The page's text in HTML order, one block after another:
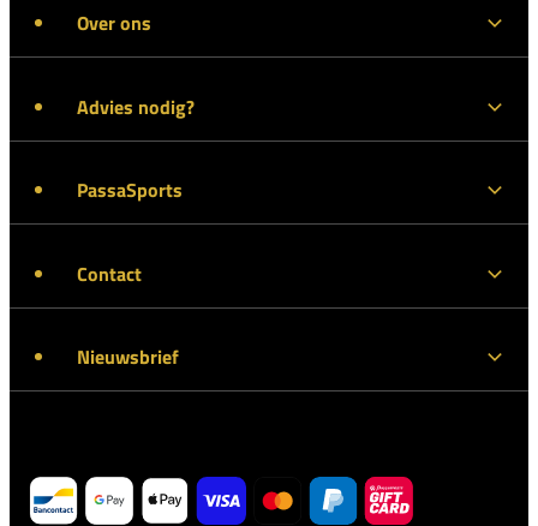
Over ons
Advies nodig?
PassaSports
Contact
Nieuwsbrief